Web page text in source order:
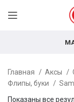
Главная Аксы
Флипы, буки
Показаны все